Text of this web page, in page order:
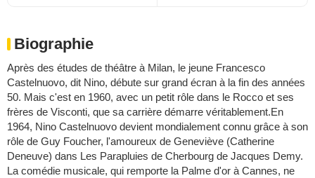
Biographie
Après des études de théâtre à Milan, le jeune Francesco
Castelnuovo, dit Nino, débute sur grand écran à la fin des années
50. Mais c'est en 1960, avec un petit rôle dans le Rocco et ses
frères de Visconti, que sa carrière démarre véritablement.En
1964, Nino Castelnuovo devient mondialement connu grâce à son
rôle de Guy Foucher, l'amoureux de Geneviève (Catherine
Deneuve) dans Les Parapluies de Cherbourg de Jacques Demy.
La comédie musicale, qui remporte la Palme d'or à Cannes, ne